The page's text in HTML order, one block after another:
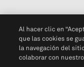
Al hacer clic en
que las cookies se
la navegación del
colaborar con